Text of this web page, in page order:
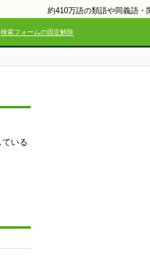
約410万語の類語や同義語・
検索フォームの固定解除
ている